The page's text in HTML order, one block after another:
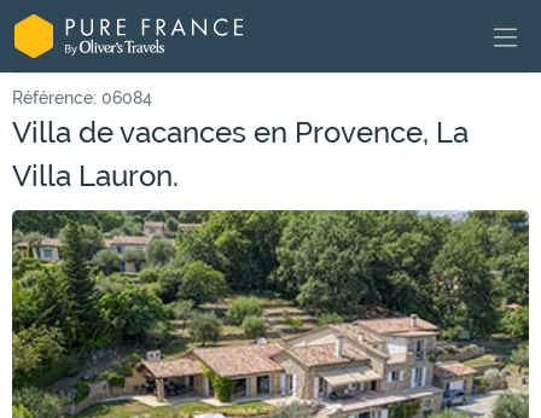
Référence: 06084
Villa de vacances en Provence, La
Villa Lauron.